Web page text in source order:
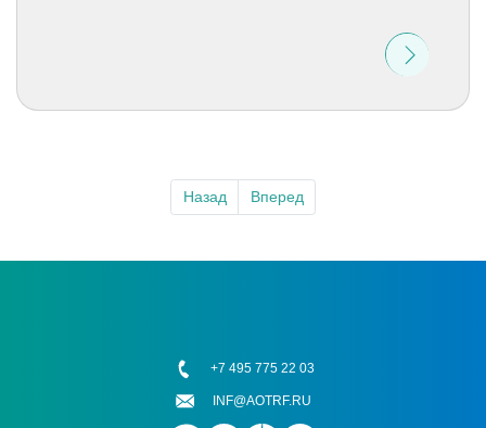
Назад Вперед
+7 495 775 22 03
INF@AOTRF.RU